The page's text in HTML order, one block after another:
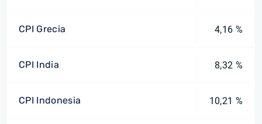
CPI Grecia 4,16 %
CPI India 8,32 %
CPI Indonesia 10,21 %